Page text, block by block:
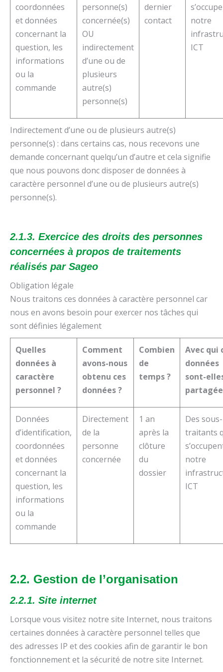
coordonnées
et données
concernant la
question, les
informations
ou la
commande
personne(s)
concernée(s)
OU
indirectement
d’une ou de
plusieurs
autre(s)
personne(s)
dernier
contact
notre
ICT
Indirectement d’une ou de plusieurs autre(s)
personne(s) : dans certains cas, nous recevons une
demande concernant quelqu’un d’autre et cela signifie
que nous pouvons donc disposer de données à
caractère personnel d’une ou de plusieurs autre(s)
personne(s).
2.1.3. Exercice des droits des personnes
concernées à propos de traitements
réalisés par Sageo
Obligation légale
Nous traitons ces données à caractère personnel car
nous en avons besoin pour exercer nos tâches qui
sont définies légalement
Quelles
données à
caractère
personnel ?
Comment
avons-nous
obtenu ces
données ?
Combien
de
temps ?
Avec qui
données
sont-
Données
d’identification,
coordonnées
et données
concernant la
question, les
informations
ou la
commande
Directement
de la
personne
concernée
1 an
après la
clôture
du
dossier
Des sous-
traitants
notre
ICT
2.2. Gestion de l’organisation
2.2.1. Site internet
Lorsque vous visitez notre site Internet, nous traitons
certaines données à caractère personnel telles que
des adresses IP et des cookies afin de garantir le bon
fonctionnement et la sécurité de notre site Internet.